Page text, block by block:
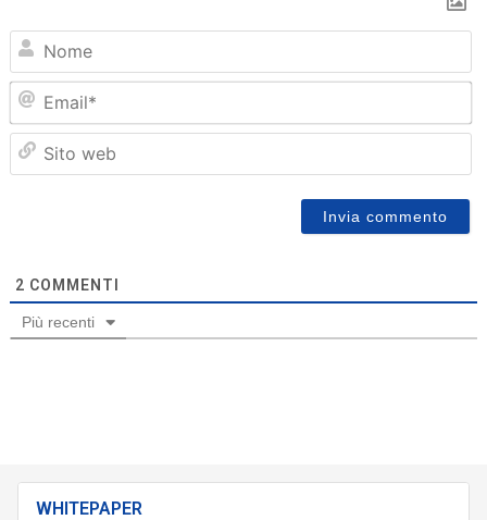
2 COMMENTI
Più recenti
WHITEPAPER